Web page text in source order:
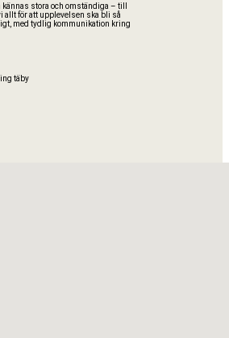
stora och omständiga – till
allt för att upplevelsen ska bli så
med tydlig kommunikation kring